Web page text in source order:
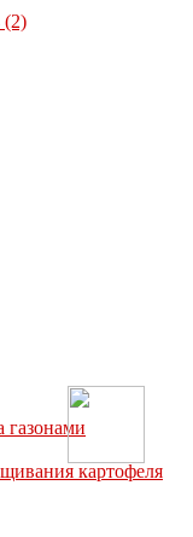
газонами
картофеля